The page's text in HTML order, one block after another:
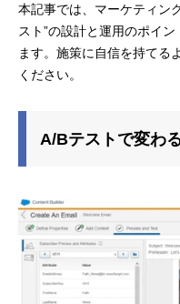
本記事では、マーケティン
スト”の設計と運用のポイ
ます。施策に自信を持てる
ください。
A/Bテストで変わ